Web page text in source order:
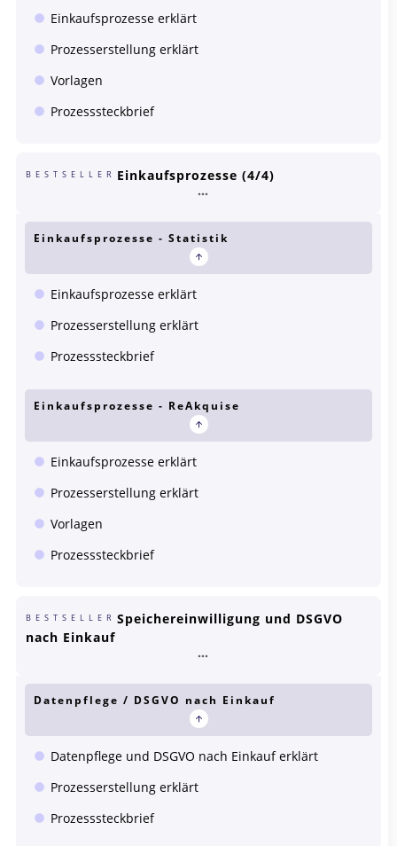
Einkaufsprozesse erklärt
Prozesserstellung erklärt
Vorlagen
Prozesssteckbrief
BESTSELLER Einkaufsprozesse (4/4)
Einkaufsprozesse - Statistik
Einkaufsprozesse erklärt
Prozesserstellung erklärt
Prozesssteckbrief
Einkaufsprozesse - ReAkquise
Einkaufsprozesse erklärt
Prozesserstellung erklärt
Vorlagen
Prozesssteckbrief
BESTSELLER Speichereinwilligung und DSGVO
nach Einkauf
Datenpflege / DSGVO nach Einkauf
Datenpflege und DSGVO nach Einkauf erklärt
Prozesserstellung erklärt
Prozesssteckbrief